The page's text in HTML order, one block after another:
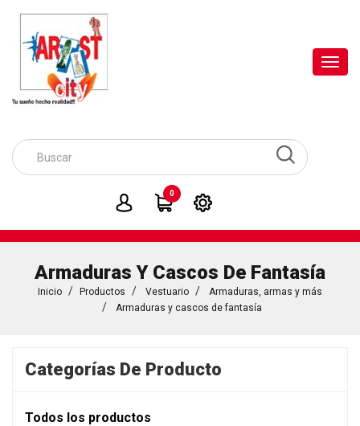
0
Armaduras Y Cascos De Fantasía
Inicio Productos Vestuario
Armaduras, armas y más
Armaduras y cascos de fantasía
Categorías De Producto
Todos los productos